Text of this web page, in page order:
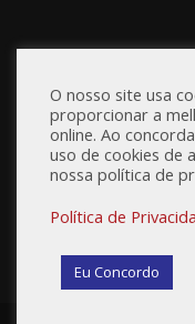
O nosso site usa
proporcionar a
online. Ao
uso de cookies de
nossa política de
Política de
Eu Concordo